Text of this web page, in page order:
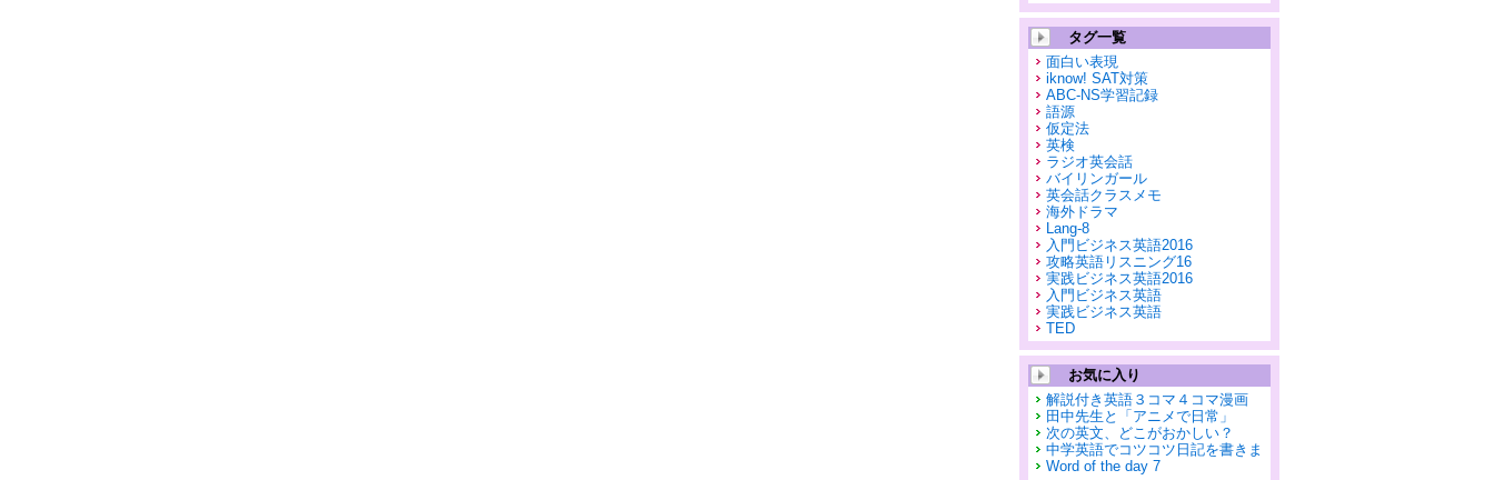
タグ一覧
面白い表現
iknow! SAT対策
ABC-NS学習記録
語源
仮定法
英検
ラジオ英会話
バイリンガール
英会話クラスメモ
海外ドラマ
Lang-8
入門ビジネス英語2016
攻略英語リスニング16
実践ビジネス英語2016
入門ビジネス英語
実践ビジネス英語
TED
お気に入り
解説付き英語３コマ４コマ漫画
田中先生と「アニメで日常」
次の英文、どこがおかしい？
中学英語でコツコツ日記を書きま
Word of the day 7